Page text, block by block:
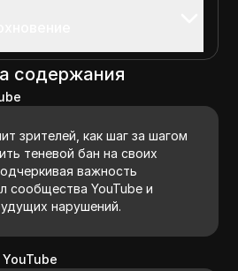
содержания
зрителей, как шаг за шагом
теневой бан на своих
важность
сообщества YouTube и
нарушений.